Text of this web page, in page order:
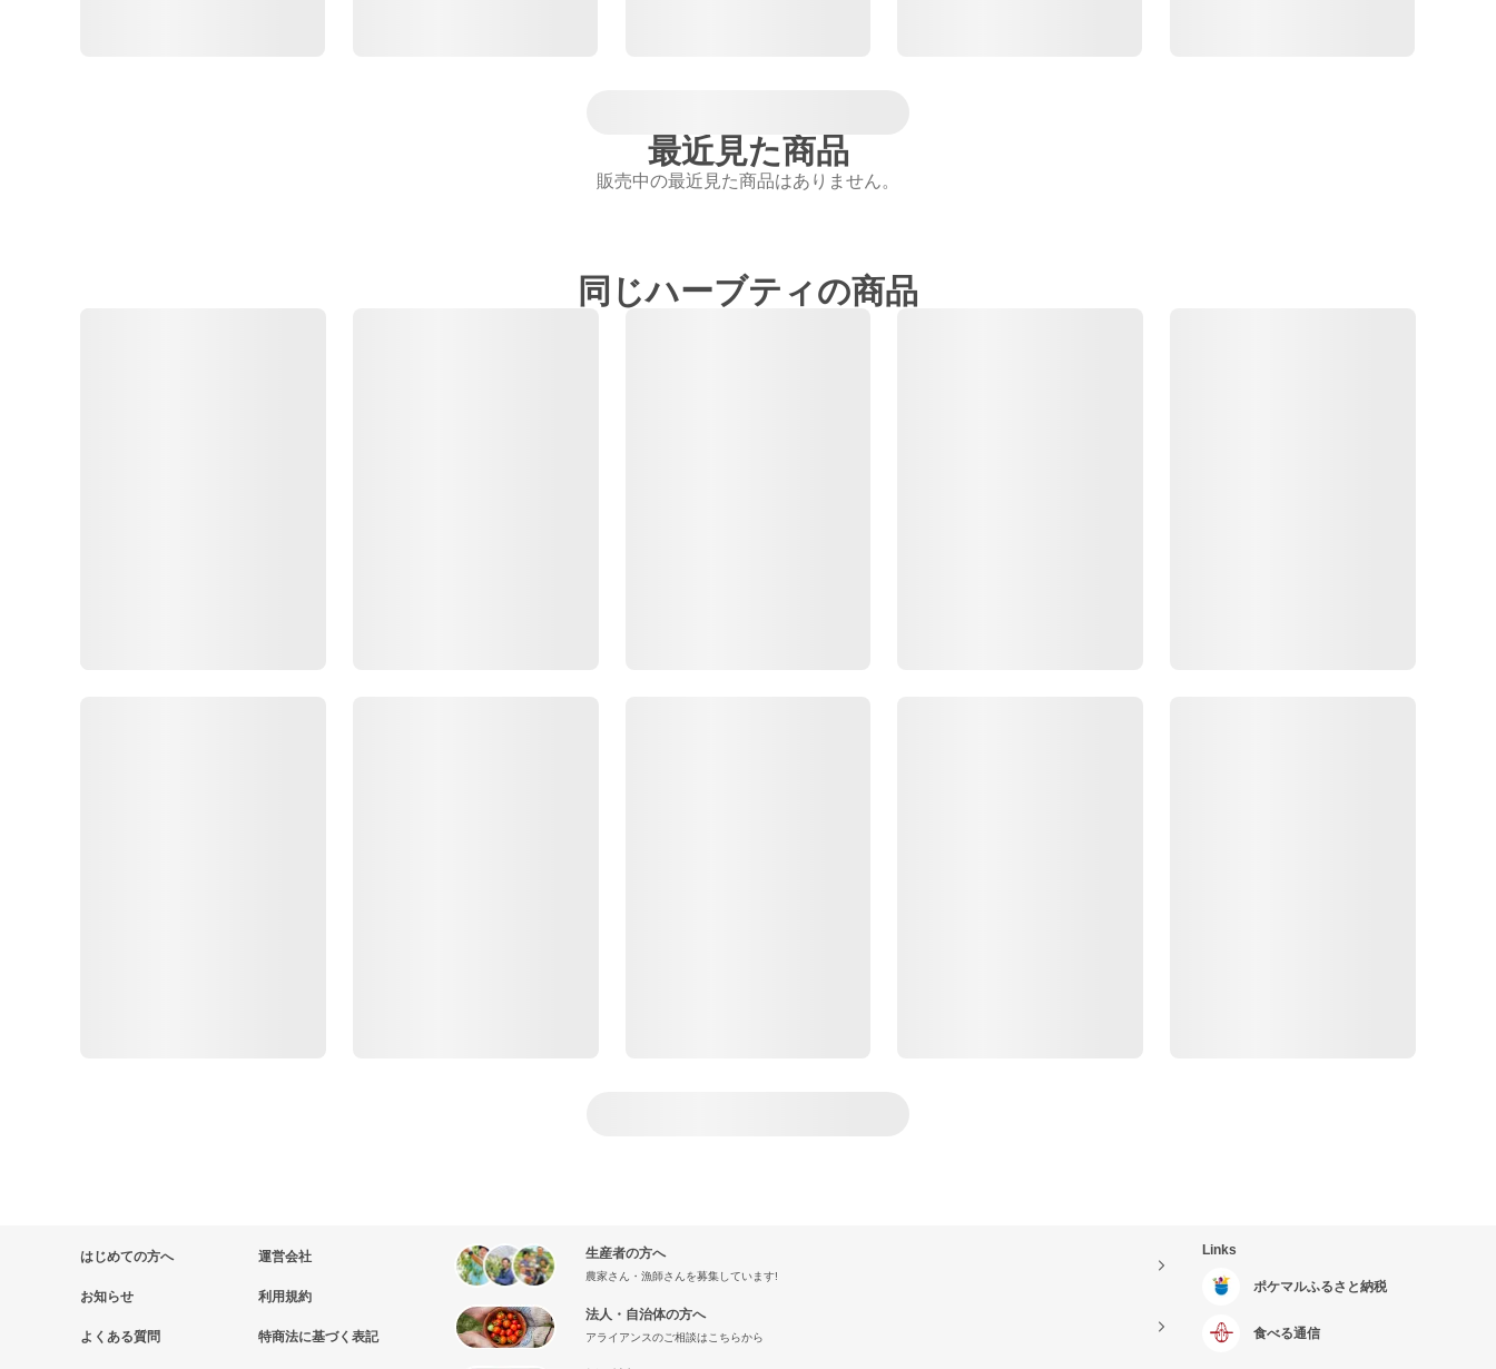
最近見た商品
販売中の最近見た商品はありません。
同じハーブティの商品
はじめての方へ
お知らせ
よくある質問
運営会社
利用規約
特商法に基づく表記
生産者の方へ
農家さん・漁師さんを募集しています!
法人・自治体の方へ
アライアンスのご相談はこちらから
Links
ポケマルふるさと納税
食べる通信